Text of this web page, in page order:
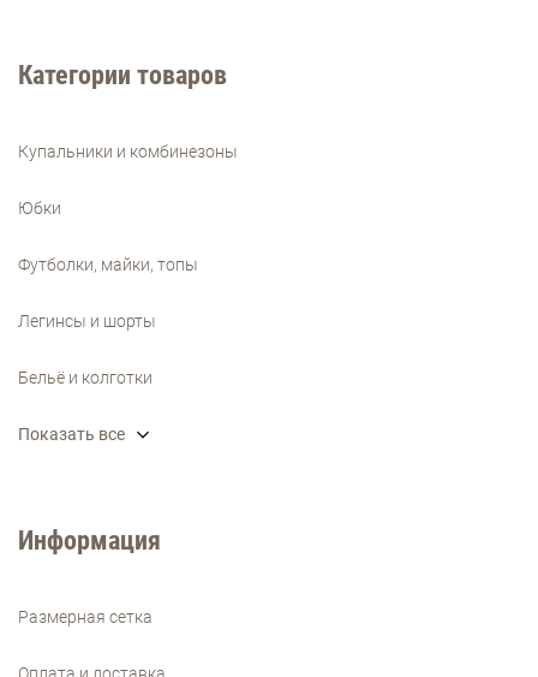
Категории товаров
Купальники и комбинезоны
Юбки
Футболки, майки, топы
Легинсы и шорты
Бельё и колготки
Показать все
Информация
Размерная сетка